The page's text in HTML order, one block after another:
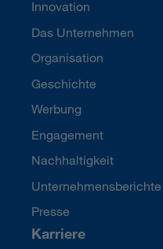
Innovation
Das Unternehmen
Organisation
Geschichte
Werbung
Engagement
Nachhaltigkeit
Unternehmensberichte
Presse
Karriere